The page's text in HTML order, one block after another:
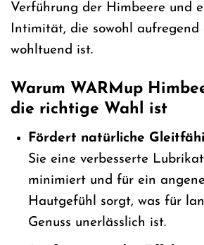
Verführung der Himbeere und
Intimität, die sowohl aufregend
wohltuend ist.
Warum WARMup
die richtige Wahl ist
Fördert natürliche
Sie eine verbesserte
minimiert und für ein
Hautgefühl sorgt, was für
Genuss unerlässlich ist.